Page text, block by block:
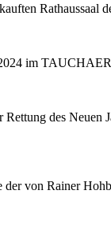
Rathaussaal
im
des
von Rainer